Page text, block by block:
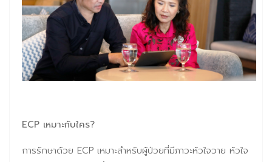
ECP เหมาะกับใคร?
การรักษาด้วย ECP เหมาะสำหรับผู้ป่วยที่มีภาวะหัวใจวาย หัวใจ